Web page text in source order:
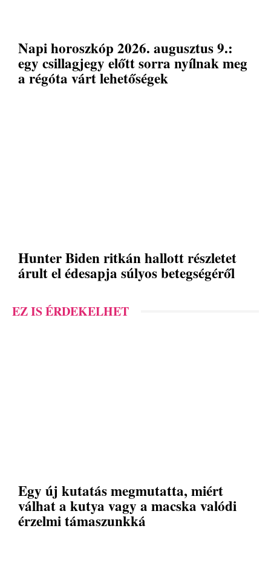
Napi horoszkóp 2026. augusztus 9.:
egy csillagjegy előtt sorra nyílnak meg
a régóta várt lehetőségek
Hunter Biden ritkán hallott részletet
árult el édesapja súlyos betegségéről
EZ IS ÉRDEKELHET
Egy új kutatás megmutatta, miért
válhat a kutya vagy a macska valódi
érzelmi támaszunkká